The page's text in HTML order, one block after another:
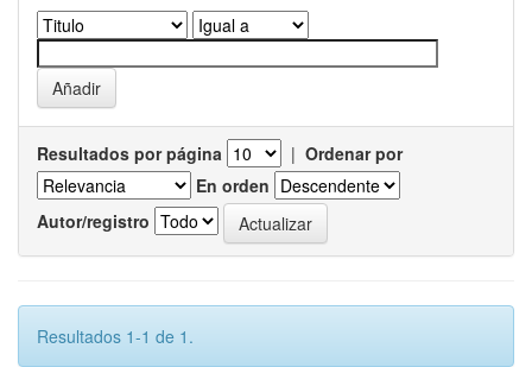
Resultados por página | Ordenar por
En orden
Autor/registro
Resultados 1-1 de 1.